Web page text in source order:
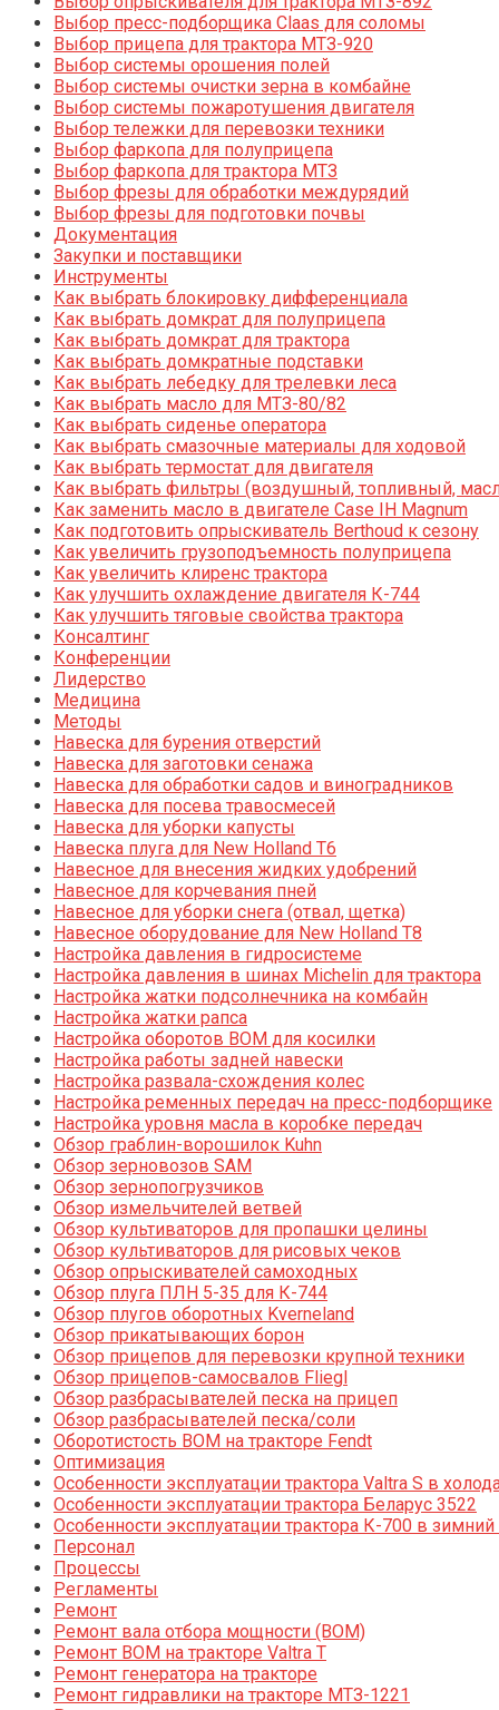
Выбор пресс-подборщика Claas для соломы
Выбор прицепа для трактора МТЗ-920
Выбор системы орошения полей
Выбор системы очистки зерна в комбайне
Выбор системы пожаротушения двигателя
Выбор тележки для перевозки техники
Выбор фаркопа для полуприцепа
Выбор фаркопа для трактора МТЗ
Выбор фрезы для обработки междурядий
Выбор фрезы для подготовки почвы
Документация
Закупки и поставщики
Инструменты
Как выбрать блокировку дифференциала
Как выбрать домкрат для полуприцепа
Как выбрать домкрат для трактора
Как выбрать домкратные подставки
Как выбрать лебедку для трелевки леса
Как выбрать масло для МТЗ-80/82
Как выбрать сиденье оператора
Как выбрать смазочные материалы для ходовой
Как выбрать термостат для двигателя
Как выбрать фильтры (воздушный, топливный,
Как заменить масло в двигателе Case IH Magnum
Как подготовить опрыскиватель Berthoud к сезону
Как увеличить грузоподъемность полуприцепа
Как увеличить клиренс трактора
Как улучшить охлаждение двигателя К-744
Как улучшить тяговые свойства трактора
Консалтинг
Конференции
Лидерство
Медицина
Методы
Навеска для бурения отверстий
Навеска для заготовки сенажа
Навеска для обработки садов и виноградников
Навеска для посева травосмесей
Навеска для уборки капусты
Навеска плуга для New Holland T6
Навесное для внесения жидких удобрений
Навесное для корчевания пней
Навесное для уборки снега (отвал, щетка)
Навесное оборудование для New Holland T8
Настройка давления в гидросистеме
Настройка давления в шинах Michelin для трактора
Настройка жатки подсолнечника на комбайн
Настройка жатки рапса
Настройка оборотов ВОМ для косилки
Настройка работы задней навески
Настройка развала-схождения колес
Настройка ременных передач на пресс-подборщике
Настройка уровня масла в коробке передач
Обзор граблин-ворошилок Kuhn
Обзор зерновозов SAM
Обзор зернопогрузчиков
Обзор измельчителей ветвей
Обзор культиваторов для пропашки целины
Обзор культиваторов для рисовых чеков
Обзор опрыскивателей самоходных
Обзор плуга ПЛН 5-35 для К-744
Обзор плугов оборотных Kverneland
Обзор прикатывающих борон
Обзор прицепов для перевозки крупной техники
Обзор прицепов-самосвалов Fliegl
Обзор разбрасывателей песка на прицеп
Обзор разбрасывателей песка/соли
Оборотистость ВОМ на тракторе Fendt
Оптимизация
Особенности эксплуатации трактора Valtra S в
Особенности эксплуатации трактора Беларус 3522
Особенности эксплуатации трактора К-700 в
Персонал
Процессы
Регламенты
Ремонт
Ремонт вала отбора мощности (ВОМ)
Ремонт ВОМ на тракторе Valtra T
Ремонт генератора на тракторе
Ремонт гидравлики на тракторе МТЗ-1221